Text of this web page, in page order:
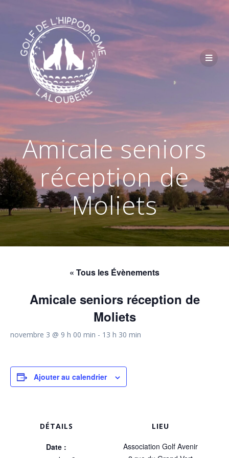
au
contenu
Amicale seniors
réception de
Moliets
« Tous les Évènements
Amicale seniors réception de
Moliets
novembre 3 @ 9 h 00 min - 13 h 30 min
Ajouter au calendrier
DÉTAILS
Date :
LIEU
Association Golf Avenir